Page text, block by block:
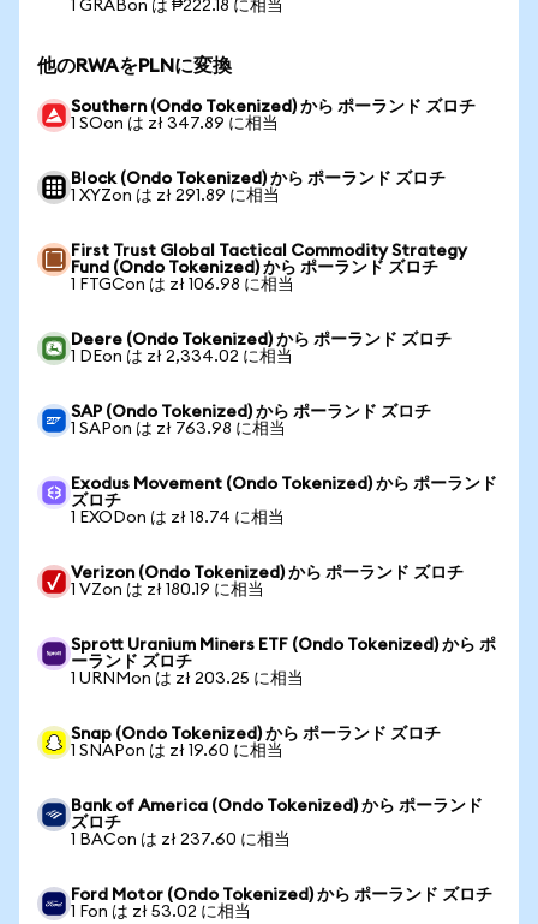
1 GRABon は ₱222.18 に相当
他のRWAをPLNに変換
Southern (Ondo Tokenized) から ポーランド ズロチ
1 SOon は zł 347.89 に相当
Block (Ondo Tokenized) から ポーランド ズロチ
1 XYZon は zł 291.89 に相当
First Trust Global Tactical Commodity Strategy
Fund (Ondo Tokenized) から ポーランド ズロチ
1 FTGCon は zł 106.98 に相当
Deere (Ondo Tokenized) から ポーランド ズロチ
1 DEon は zł 2,334.02 に相当
SAP (Ondo Tokenized) から ポーランド ズロチ
1 SAPon は zł 763.98 に相当
Exodus Movement (Ondo Tokenized) から ポーランド
ズロチ
1 EXODon は zł 18.74 に相当
Verizon (Ondo Tokenized) から ポーランド ズロチ
1 VZon は zł 180.19 に相当
Sprott Uranium Miners ETF (Ondo Tokenized) から ポ
ーランド ズロチ
1 URNMon は zł 203.25 に相当
Snap (Ondo Tokenized) から ポーランド ズロチ
1 SNAPon は zł 19.60 に相当
Bank of America (Ondo Tokenized) から ポーランド
ズロチ
1 BACon は zł 237.60 に相当
Ford Motor (Ondo Tokenized) から ポーランド ズロチ
1 Fon は zł 53.02 に相当